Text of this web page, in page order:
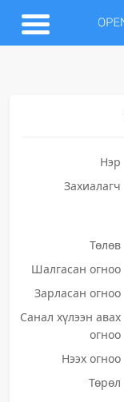
Нэр
Захиалагч
Төлөв
Шалгасан огноо
Зарласан огноо
Санал хүлээн авах
огноо
Нээх огноо
Төрөл